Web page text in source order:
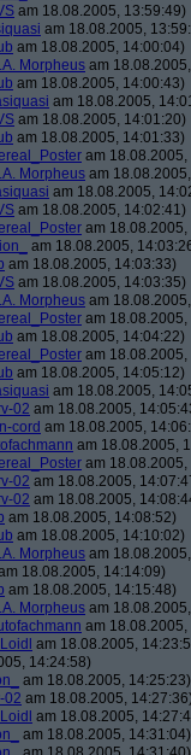
am 18.08.2005, 13:59:49)
am 18.08.2005,
am 18.08.2005, 14:00:04)
Morpheus am
am 18.08.2005, 14:00:43)
am 18.08.2005,
am 18.08.2005, 14:01:20)
am 18.08.2005, 14:01:33)
am
Morpheus am
am 18.08.2005,
am 18.08.2005, 14:02:41)
am
am 18.08.2005,
am 18.08.2005, 14:03:33)
am 18.08.2005, 14:03:35)
Morpheus am
am
am 18.08.2005, 14:04:22)
am
am 18.08.2005, 14:05:12)
am 18.08.2005,
02 am 18.08.2005,
cord am 18.08.2005,
am 18.08.2005,
am
02 am 18.08.2005,
02 am 18.08.2005,
am 18.08.2005, 14:08:52)
am 18.08.2005, 14:10:02)
Morpheus am
18.08.2005, 14:14:09)
am 18.08.2005, 14:15:48)
Morpheus am
am
am 18.08.2005,
14:24:58)
am 18.08.2005, 14:25:23)
02 am 18.08.2005,
am 18.08.2005,
am 18.08.2005, 14:31:04)